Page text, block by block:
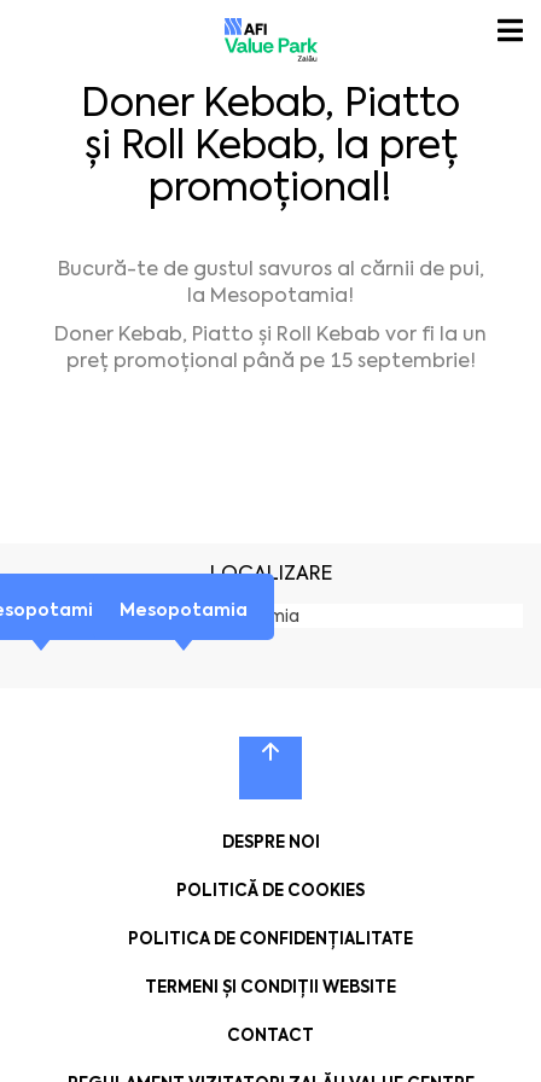
Doner Kebab, Piatto
și Roll Kebab, la preț
promoțional!
Bucură-te de gustul savuros al cărnii de pui,
la Mesopotamia!
Doner Kebab, Piatto și Roll Kebab vor fi la un
preț promoțional până pe 15 septembrie!
LOCALIZARE
Mesopotamia
DESPRE NOI
POLITICĂ DE COOKIES
POLITICA DE CONFIDENȚIALITATE
TERMENI ȘI CONDIȚII WEBSITE
CONTACT